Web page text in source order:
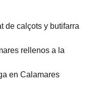
de calçots y butifarra
rellenos a la
en Calamares